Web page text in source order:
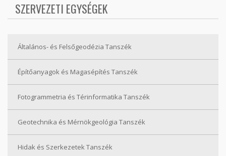
SZERVEZETI EGYSÉGEK
Általános- és Felsőgeodézia Tanszék
Építőanyagok és Magasépítés Tanszék
Fotogrammetria és Térinformatika Tanszék
Geotechnika és Mérnökgeológia Tanszék
Hidak és Szerkezetek Tanszék